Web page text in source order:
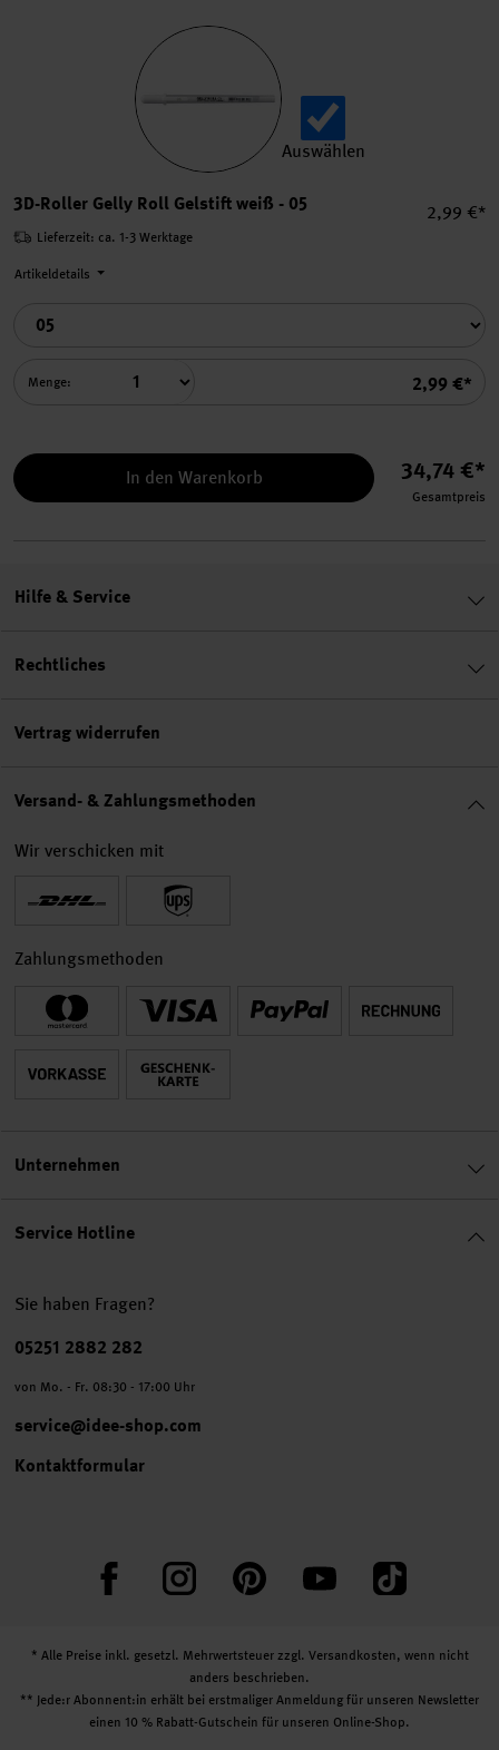
Auswählen
3D-Roller Gelly Roll Gelstift weiß - 05
2,99 €*
Summe
2,99 €*
Lieferzeit: ca. 1-3 Werktage
Artikeldetails
Menge:
In den Warenkorb 34,74 €*
Gesamtpreis
Service Hotline
Sie haben Fragen?
Telefonnummer
05251 2882 282
von Mo. - Fr. 08:30 - 17:00 Uhr
service@idee-shop.com
Kontaktformular
FacebookInstagram PinterestYouTube TikTok
Hilfe & Service
Rechtliches
Vertrag widerrufen
Versand- & Zahlungsmethoden
Wir verschicken mit
Zahlungsmethoden
Unternehmen
* Alle Preise inkl. gesetzl. Mehrwertsteuer zzgl. Versandkosten, wenn nicht
anders beschrieben.
** Jede:r Abonnent:in erhält bei erstmaliger Anmeldung für unseren Newsletter
einen 10 % Rabatt-Gutschein für unseren Online-Shop.